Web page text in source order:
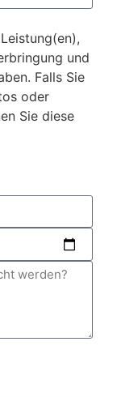
und
Falls Sie
oder
Sie diese